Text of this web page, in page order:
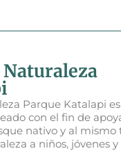
Parque Katalapi
con el fin de
nativo y al mismo
a niños, jóvenes